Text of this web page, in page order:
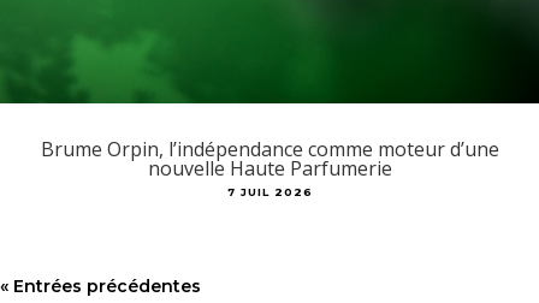
Brume Orpin, l’indépendance comme moteur d’une
nouvelle Haute Parfumerie
7 JUIL 2026
« Entrées précédentes